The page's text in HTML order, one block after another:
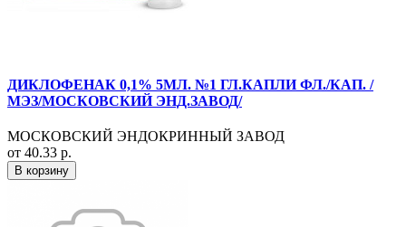
ДИКЛОФЕНАК 0,1% 5МЛ. №1 ГЛ.КАПЛИ ФЛ./КАП. /
МЭЗ/МОСКОВСКИЙ ЭНД.ЗАВОД/
МОСКОВСКИЙ ЭНДОКРИННЫЙ ЗАВОД
от 40.33 р.
В корзину